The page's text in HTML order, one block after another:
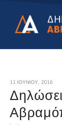
11 ΙΟΥΝΊΟΥ, 2016